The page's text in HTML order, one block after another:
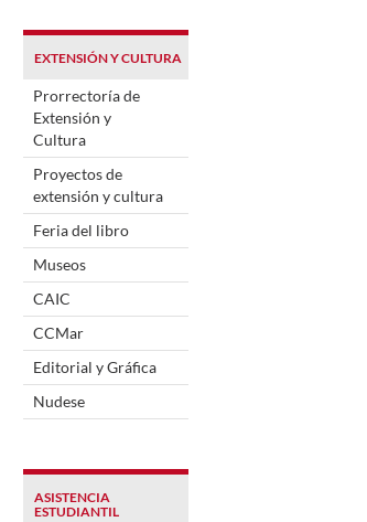
EXTENSIÓN Y CULTURA
Prorrectoría de
Extensión y
Cultura
Proyectos de
extensión y cultura
Feria del libro
Museos
CAIC
CCMar
Editorial y Gráfica
Nudese
ASISTENCIA
ESTUDIANTIL